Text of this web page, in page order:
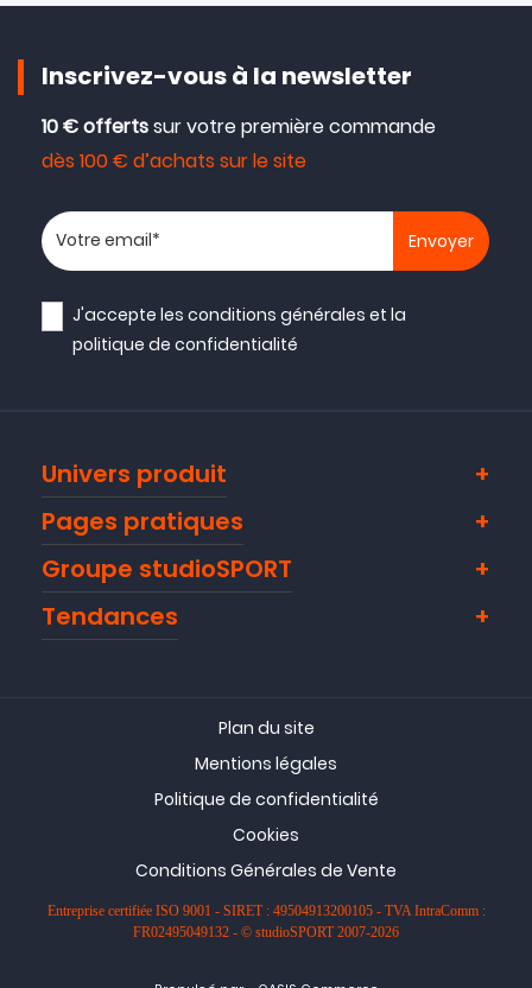
Inscrivez-vous à la newsletter
10 € offertssur votre première commande
dès 100 € d’achats sur le site
Votre adresse email
J'accepte lesconditions générales et la
politique de confidentialité
Univers produit
Pages pratiques
Groupe studioSPORT
Tendances
Plan du site
Mentions légales
Politique de confidentialité
Cookies
Conditions Générales de Vente
Entreprise certifiée ISO 9001 - SIRET : 49504913200105 - TVA IntraComm :
FR02495049132 - © studioSPORT 2007-2026